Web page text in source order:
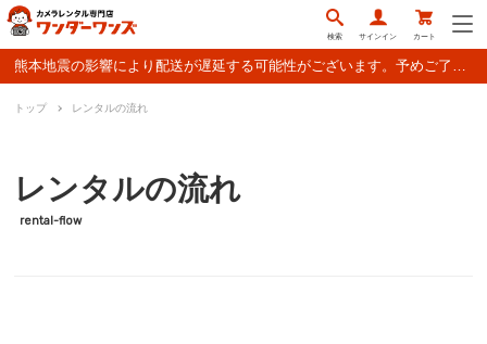
検索 サインイン カート
トップ レンタルの流れ
レンタルの流れ
rental-flow